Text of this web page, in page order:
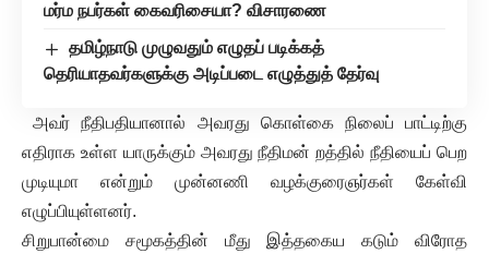
மர்ம நபர்கள் கைவரிசையா? விசாரணை
தமிழ்நாடு முழுவதும் எழுதப் படிக்கத்
தெரியாதவர்களுக்கு அடிப்படை எழுத்துத் தேர்வு
அவர் நீதிபதியானால் அவரது கொள்கை நிலைப் பாட்டிற்கு
எதிராக உள்ள யாருக்கும் அவரது நீதிமன் றத்தில் நீதியைப் பெற
முடியுமா என்றும் முன்னணி வழக்குரைஞர்கள் கேள்வி
எழுப்பியுள்ளனர்.
சிறுபான்மை சமூகத்தின் மீது இத்தகைய கடும் விரோத